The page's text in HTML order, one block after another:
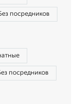
посредников
посредников